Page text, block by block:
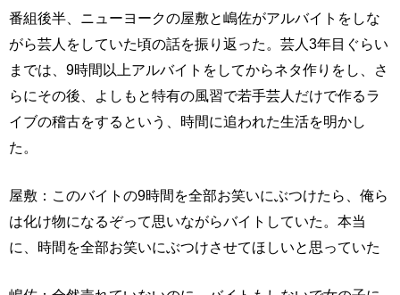
番組後半、ニューヨークの屋敷と嶋佐がアルバイトをしな
がら芸人をしていた頃の話を振り返った。芸人3年目ぐらい
までは、9時間以上アルバイトをしてからネタ作りをし、さ
らにその後、よしもと特有の風習で若手芸人だけで作るラ
イブの稽古をするという、時間に追われた生活を明かし
た。
屋敷：このバイトの9時間を全部お笑いにぶつけたら、俺ら
は化け物になるぞって思いながらバイトしていた。本当
に、時間を全部お笑いにぶつけさせてほしいと思っていた